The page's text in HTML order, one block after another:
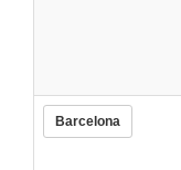
Barcelona